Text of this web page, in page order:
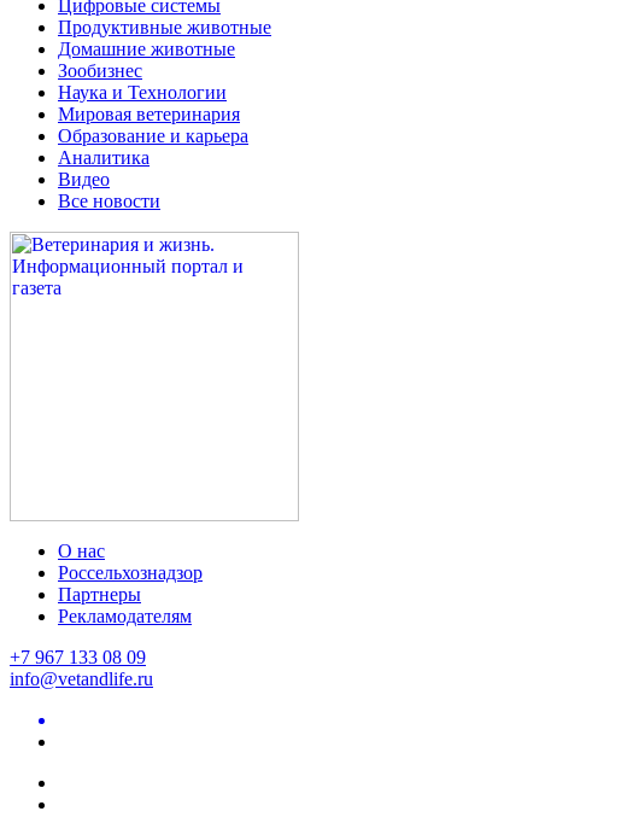
Цифровые системы
Продуктивные животные
Домашние животные
Зообизнес
Наука и Технологии
Мировая ветеринария
Образование и карьера
Аналитика
Видео
Все новости
О нас
Россельхознадзор
Партнеры
Рекламодателям
+7 967 133 08 09
info@vetandlife.ru